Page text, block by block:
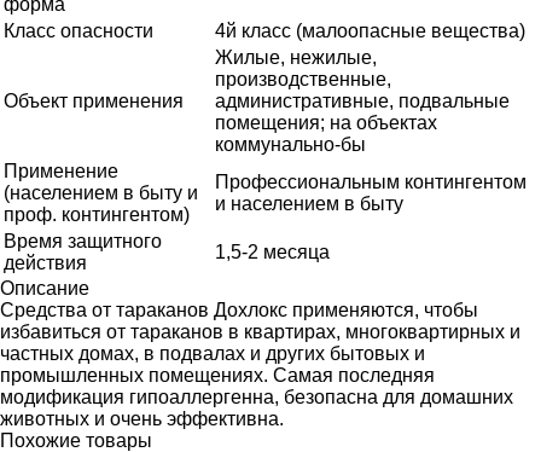
Класс опасности
4й класс (малоопасные вещества)
Объект применения
Жилые, нежилые,
производственные,
административные, подвальные
помещения; на объектах
коммунально-бы
Применение
(населением в быту и
проф. контингентом)
Профессиональным контингентом
и населением в быту
Время защитного
действия
1,5-2 месяца
Описание
Средства от тараканов Дохлокс применяются, чтобы
избавиться от тараканов в квартирах, многоквартирных и
частных домах, в подвалах и других бытовых и
промышленных помещениях. Самая последняя
модификация гипоаллергенна, безопасна для домашних
животных и очень эффективна.
Похожие товары